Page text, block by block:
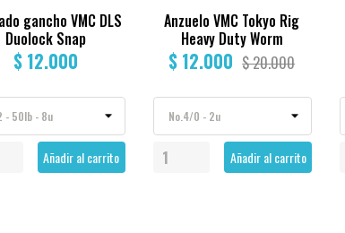
gancho VMC DLS
Duolock Snap
$ 12.000
Añadir al carrito
Anzuelo VMC Tokyo Rig
Heavy Duty Worm
$ 12.000 $ 20.000
Añadir al carrito